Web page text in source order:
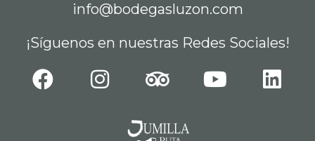
info@bodegasluzon.com
¡Síguenos en nuestras Redes Sociales!